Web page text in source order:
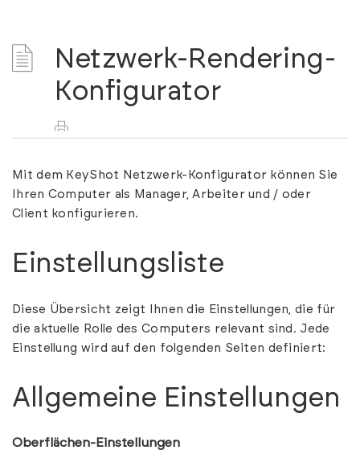
Netzwerk-Rendering-
Konfigurator
Mit dem KeyShot Netzwerk-Konfigurator können Sie
Ihren Computer als Manager, Arbeiter und / oder
Client konfigurieren.
Einstellungsliste
Diese Übersicht zeigt Ihnen die Einstellungen, die für
die aktuelle Rolle des Computers relevant sind. Jede
Einstellung wird auf den folgenden Seiten definiert:
Allgemeine Einstellungen
Oberflächen-Einstellungen